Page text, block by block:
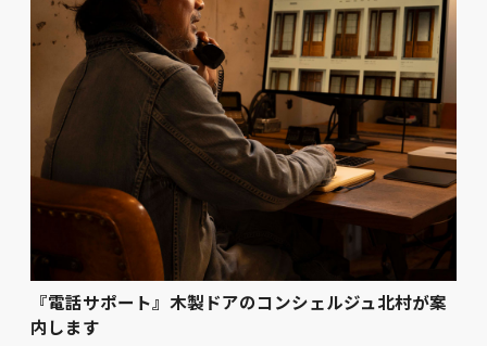
『電話サポート』木製ドアのコンシェルジュ北村が案
内します